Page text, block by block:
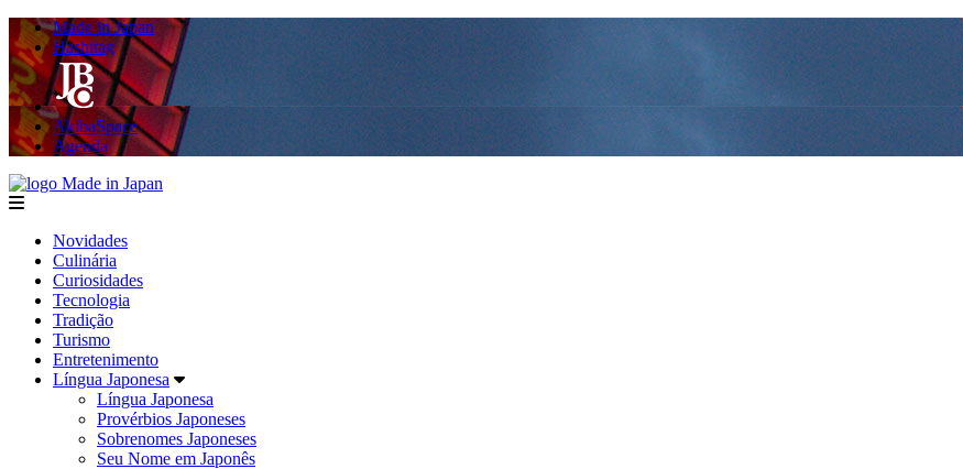
Made in Japan
Hashitag
AkibaSpace
Agenda
menu
Novidades
Culinária
Curiosidades
Tecnologia
Tradição
Turismo
Entretenimento
Língua Japonesa
Língua Japonesa
Provérbios Japoneses
Sobrenomes Japoneses
Seu Nome em Japonês